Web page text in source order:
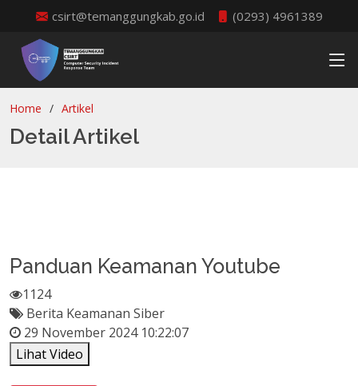
csirt@temanggungkab.go.id (0293) 4961389
Home Artikel
Detail Artikel
Panduan Keamanan Youtube
1124
Berita Keamanan Siber
29 November 2024 10:22:07
Lihat Video